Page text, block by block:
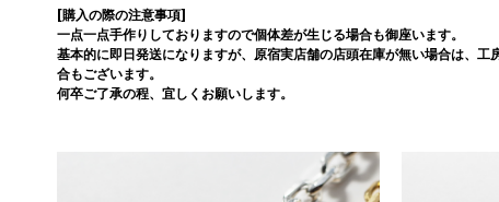
[購入の際の注意事項]
一点一点手作りしておりますので個体差が生じる場合も御座います。
基本的に即日発送になりますが、原宿実店舗の店頭在庫が無い場合は、
合もございます。
何卒ご了承の程、宜しくお願いします。